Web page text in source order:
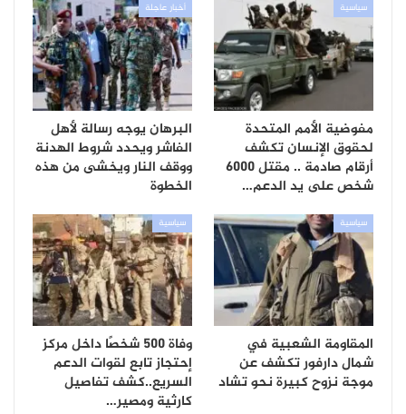
سياسية
مفوضية الأمم المتحدة
لحقوق الإنسان تكشف
أرقام صادمة .. مقتل 6000
شخص على يد الدعم…
أخبار عاجلة
البرهان يوجه رسالة لأهل
الفاشر ويحدد شروط الهدنة
ووقف النار ويخشى من هذه
الخطوة
سياسية
المقاومة الشعبية في
شمال دارفور تكشف عن
موجة نزوح كبيرة نحو تشاد
سياسية
وفاة 500 شخصًا داخل مركز
إحتجاز تابع لقوات الدعم
السريع..كشف تفاصيل
كارثية ومصير…